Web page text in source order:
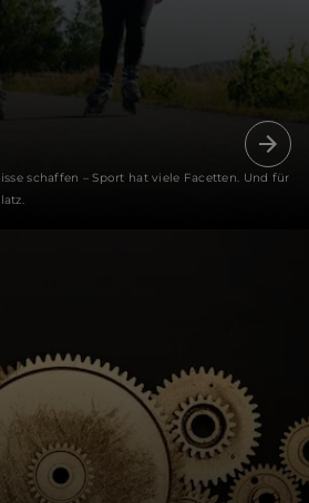
schaffen – Sport hat viele Facetten. Und für